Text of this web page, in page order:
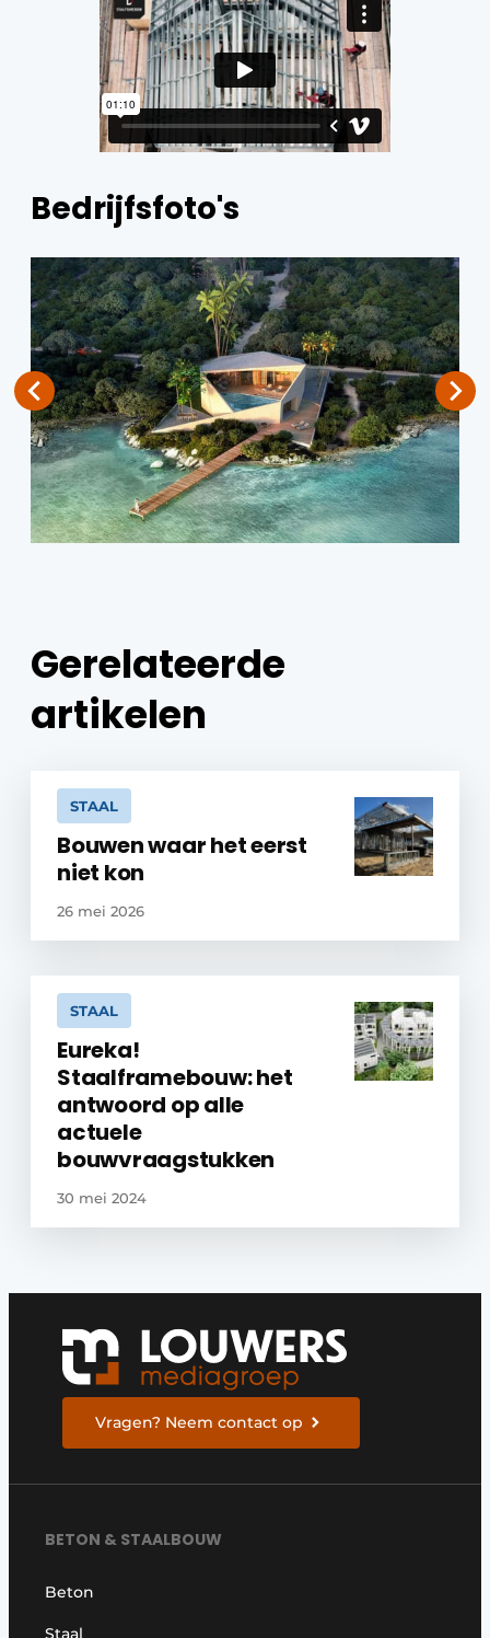
Bedrijfsfoto's
Gerelateerde
artikelen
STAAL
Bouwen waar het eerst
niet kon
26 mei 2026
STAAL
Eureka!
Staalframebouw: het
antwoord op alle
actuele
bouwvraagstukken
30 mei 2024
Vragen? Neem contact op
BETON & STAALBOUW
Beton
Staal